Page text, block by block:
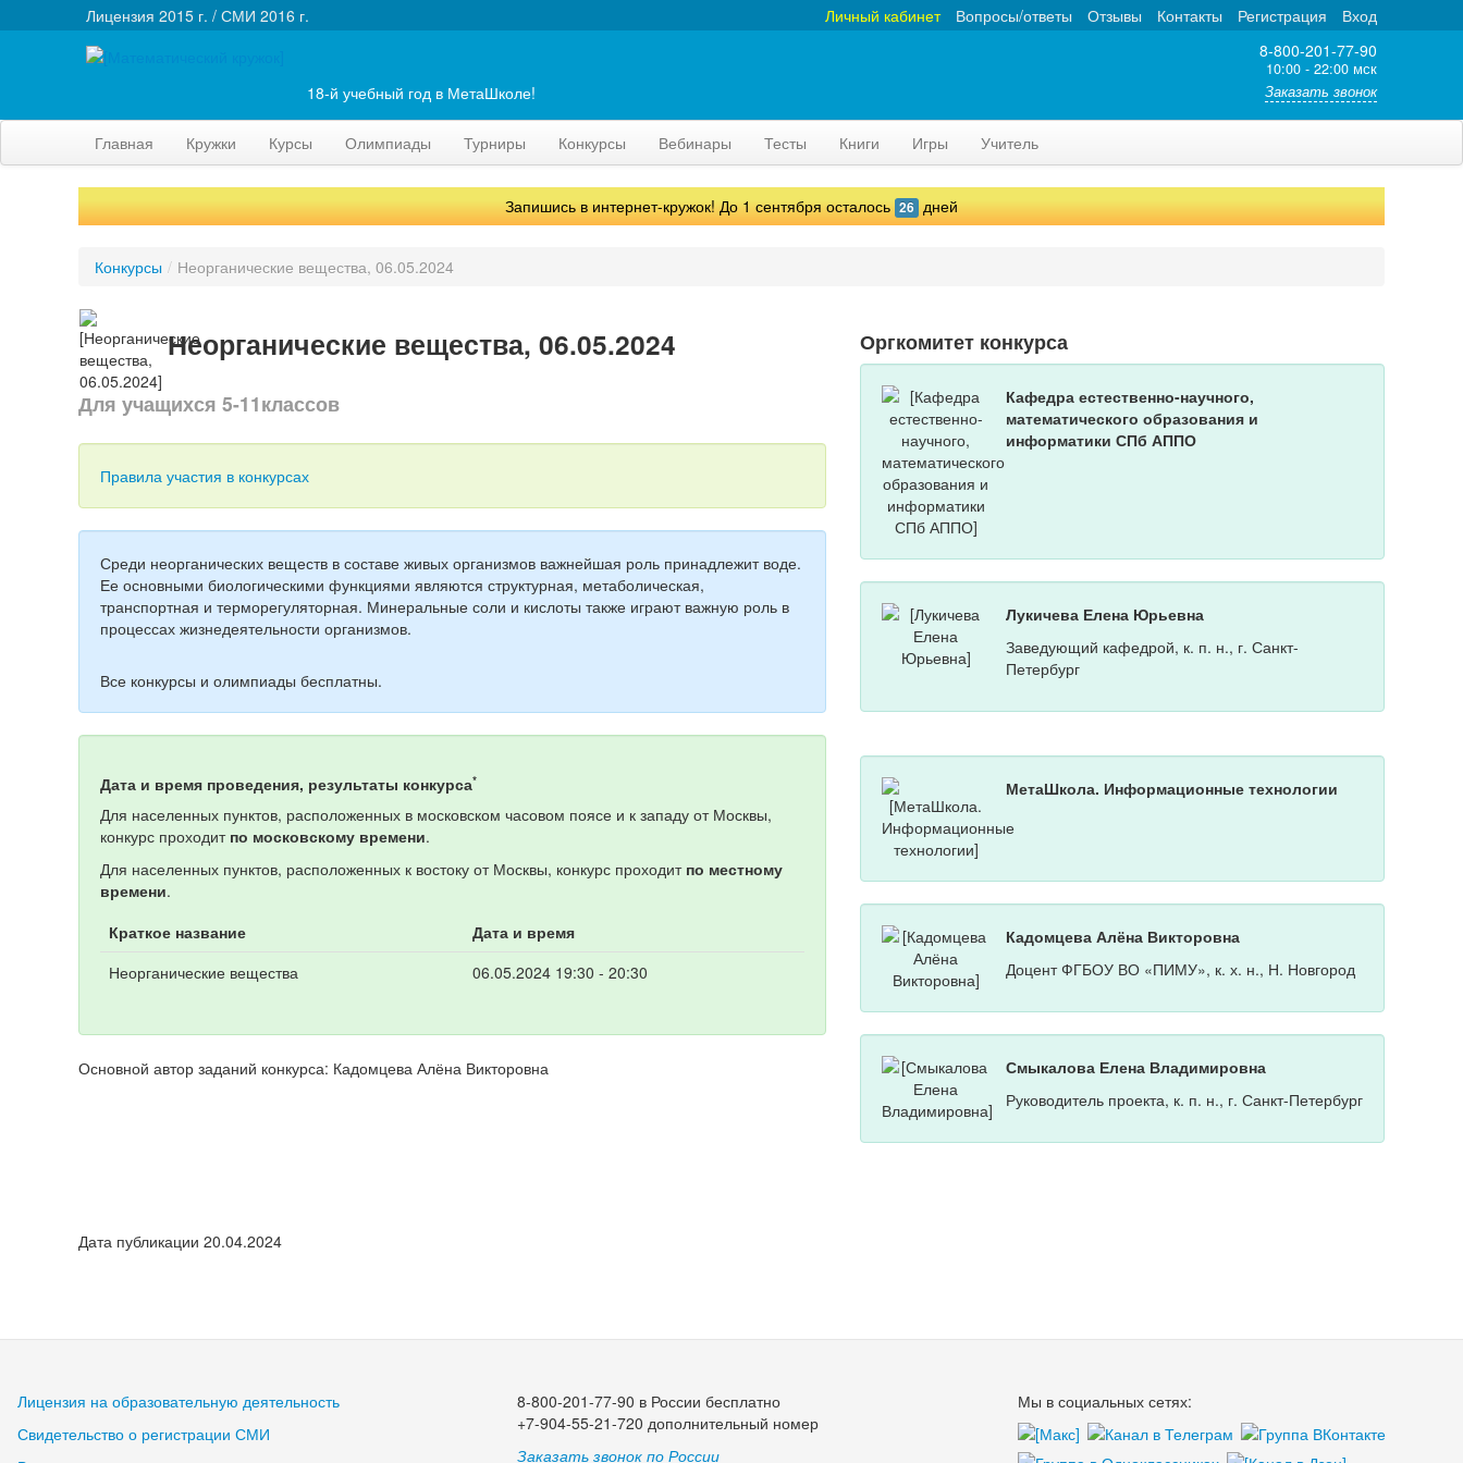
Лицензия 2015 г. / СМИ 2016 г. Вход
Регистрация
Контакты
Отзывы
Вопросы/ответы
Личный кабинет
8-800-201-77-90
10:00 - 22:00 мск
Заказать звонок
18-й учебный год в МетаШколе!
Главная Кружки Курсы Олимпиады Турниры Конкурсы Вебинары Тесты Книги Игры Учитель
Запишись в интернет-кружок! До 1 сентября осталось 26 дней
Конкурсы / Неорганические вещества, 06.05.2024
Неорганические вещества, 06.05.2024
Для учащихся 5-11классов
Правила участия в конкурсах
Среди неорганических веществ в составе живых организмов важнейшая роль принадлежит воде.
Ее основными биологическими функциями являются структурная, метаболическая,
транспортная и терморегуляторная. Минеральные соли и кислоты также играют важную роль в
процессах жизнедеятельности организмов.
Все конкурсы и олимпиады бесплатны.
Дата и время проведения, результаты конкурса*
Для населенных пунктов, расположенных в московском часовом поясе и к западу от Москвы,
конкурс проходит по московскому времени.
Для населенных пунктов, расположенных к востоку от Москвы, конкурс проходит по местному
времени.
Краткое название
Дата и время
Неорганические вещества
06.05.2024 19:30 - 20:30
Основной автор заданий конкурса: Кадомцева Алёна Викторовна
Оргкомитет конкурса
Кафедра естественно-научного,
математического образования и
информатики СПб АППО
Лукичева Елена Юрьевна
Заведующий кафедрой, к. п. н., г. Санкт-
Петербург
МетаШкола. Информационные технологии
Кадомцева Алёна Викторовна
Доцент ФГБОУ ВО «ПИМУ», к. х. н., Н. Новгород
Смыкалова Елена Владимировна
Руководитель проекта, к. п. н., г. Санкт-Петербург
Дата публикации 20.04.2024
Лицензия на образовательную деятельность
Свидетельство о регистрации СМИ
8-800-201-77-90 в России бесплатно
+7-904-55-21-720 дополнительный номер
Заказать звонок по России
Мы в социальных сетях: